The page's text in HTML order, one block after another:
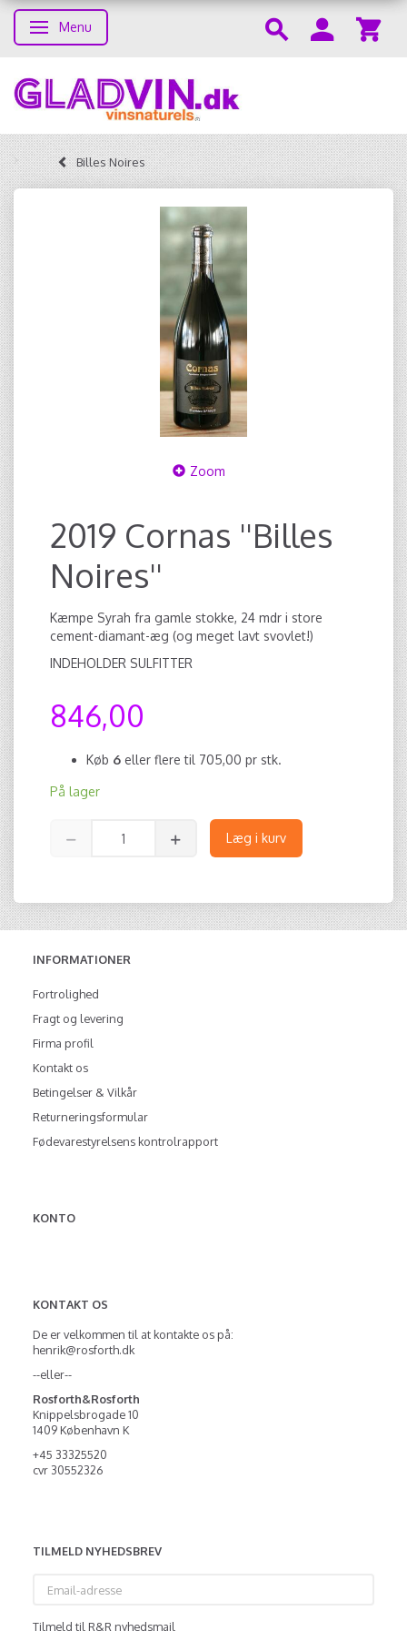
Skifte navigation
Menu
Billes Noires
Zoom
2019 Cornas ''Billes
Noires''
Kæmpe Syrah fra gamle stokke, 24 mdr i store
cement-diamant-æg (og meget lavt svovlet!)
INDEHOLDER SULFITTER
846,00
Køb 6 eller flere til 705,00 pr stk.
På lager
Læg i kurv
INFORMATIONER
Fortrolighed
Fragt og levering
Firma profil
Kontakt os
Betingelser & Vilkår
Returneringsformular
Fødevarestyrelsens kontrolrapport
KONTO
KONTAKT OS
De er velkommen til at kontakte os på:
henrik@rosforth.dk
--eller--
Rosforth&Rosforth
Knippelsbrogade 10
1409 København K
+45 33325520
cvr 30552326
TILMELD NYHEDSBREV
adresse
Tilmeld til R&R nyhedsmail